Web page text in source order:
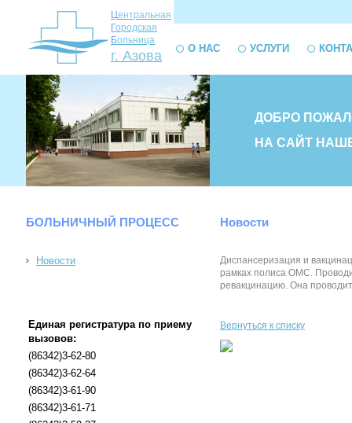
Центральная
Городская
Больница
г. Азова О НАС УСЛУГИ
ДОБРО
НА САЙТ
БОЛЬНИЧНЫЙ ПРОЦЕСС
Новости
Единая регистратура по приему
вызовов:
(86342)3-62-80
(86342)3-62-64
(86342)3-61-90
(86342)3-61-71
Новости
Диспансеризация и
рамках полиса ОМС.
ревакцинацию. Она
Вернуться к списку